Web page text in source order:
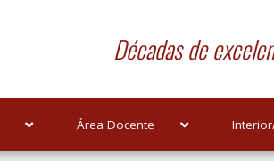
Décadas de
Área Docente